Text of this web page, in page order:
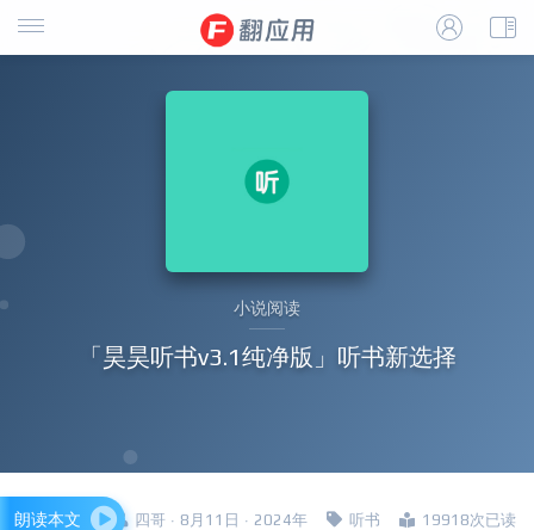
小说阅读
「昊昊听书v3.1纯净版」听书新选择
四哥 · 8月11日 · 2024年 听书 19918次已读
朗读本文